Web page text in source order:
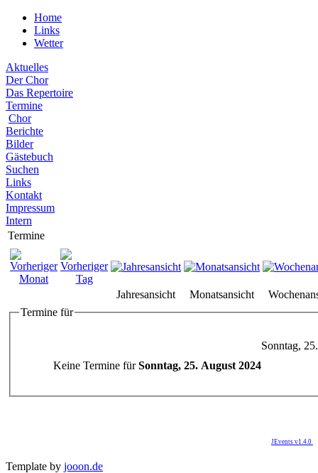
Home
Links
Wetter
Aktuelles
Der Chor
Das Repertoire
Termine
Chor
Berichte
Bilder
Gästebuch
Suchen
Links
Kontakt
Impressum
Intern
Termine
Jahresansicht Monatsansicht
Termine für
Sonntag,
Keine Termine fürSonntag, 25. August 2024
JEvents v1.4.0
Template by jooon.de